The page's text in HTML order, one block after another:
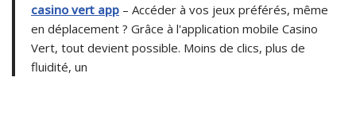
casino vert app – Accéder à vos jeux préférés, même
en déplacement ? Grâce à l'application mobile Casino
Vert, tout devient possible. Moins de clics, plus de
fluidité, un